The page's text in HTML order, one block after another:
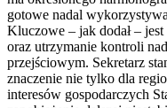
gotowe nadal
Kluczowe – jak dodał –
oraz utrzymanie kontroli
przejściowym. Sekretarz
znaczenie nie tylko dla
interesów gospodarczych